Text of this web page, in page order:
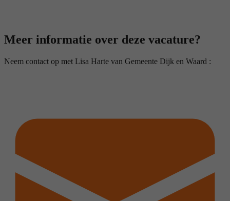
Meer informatie over deze vacature?
Neem contact op met Lisa Harte van Gemeente Dijk en Waard :